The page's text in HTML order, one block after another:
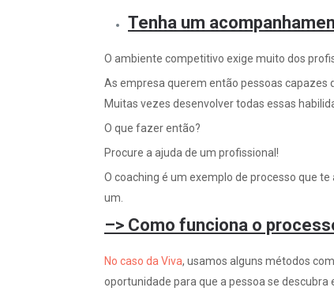
Tenha um
O ambiente competitivo exige muito dos
As empresa querem então pessoas capazes
Muitas vezes desenvolver todas essas
O que fazer então?
Procure a ajuda de um profissional!
O coaching é um exemplo de processo que
um.
–> Como funciona o
No caso da Viva, usamos alguns métodos
oportunidade para que a pessoa se descubra